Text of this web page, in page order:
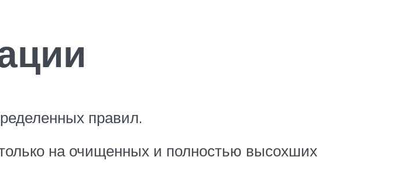
правил.
на очищенных и полностью высохших